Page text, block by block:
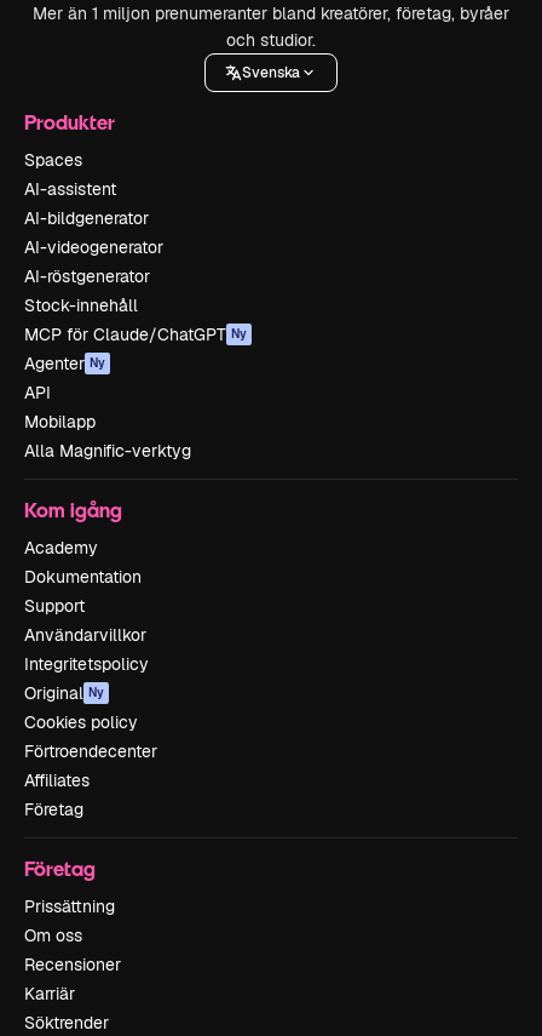
Mer än 1 miljon prenumeranter bland kreatörer, företag, byråer
och studior.
Svenska
Produkter
Spaces
AI-assistent
AI-bildgenerator
AI-videogenerator
AI-röstgenerator
Stock-innehåll
MCP för Claude/ChatGPT Ny
Agenter Ny
API
Mobilapp
Alla Magnific-verktyg
Kom igång
Academy
Dokumentation
Support
Användarvillkor
Integritetspolicy
Original Ny
Cookies policy
Förtroendecenter
Affiliates
Företag
Företag
Prissättning
Om oss
Recensioner
Karriär
Söktrender